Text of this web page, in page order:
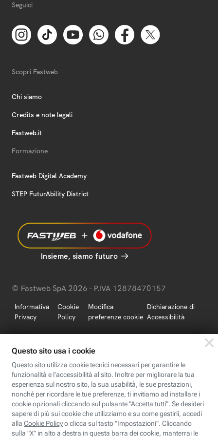
Seguici
Scopri Fastweb
Chi siamo
Credits e note legali
Fastweb.it
Formazione
Fastweb Digital Academy
STEP FuturAbility District
Insieme, siamo futuro
© Fastweb SpA 2026 - P.IVA 12878470157
Informativa
Privacy
Cookie
Policy
Modifica
preferenze cookie
Dichiarazione di
Accessibilità